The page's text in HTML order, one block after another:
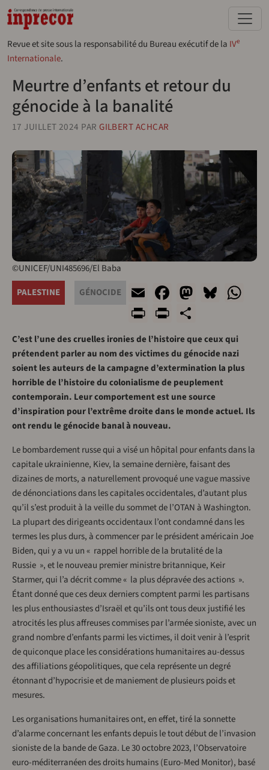
Aller au contenu principal
Revue et site sous la responsabilité du Bureau exécutif de la IVe
Internationale.
Meurtre d’enfants et retour du
génocide à la banalité
17 JUILLET 2024 PAR GILBERT ACHCAR
©UNICEF/UNI485696/El Baba
PALESTINE
GÉNOCIDE EmailFacebook
Print
C’est l’une des cruelles ironies de l’histoire que ceux qui
prétendent parler au nom des victimes du génocide nazi
soient les auteurs de la campagne d’extermination la plus
horrible de l’histoire du colonialisme de peuplement
contemporain. Leur comportement est une source
d’inspiration pour l’extrême droite dans le monde actuel. Ils
ont rendu le génocide banal à nouveau.
Le bombardement russe qui a visé un hôpital pour enfants dans la
capitale ukrainienne, Kiev, la semaine dernière, faisant des
dizaines de morts, a naturellement provoqué une vague massive
de dénonciations dans les capitales occidentales, d’autant plus
qu’il s’est produit à la veille du sommet de l’OTAN à Washington.
La plupart des dirigeants occidentaux l’ont condamné dans les
termes les plus durs, à commencer par le président américain Joe
Biden, qui y a vu un « rappel horrible de la brutalité de la
Russie », et le nouveau premier ministre britannique, Keir
Starmer, qui l’a décrit comme « la plus dépravée des actions ».
Étant donné que ces deux derniers comptent parmi les partisans
les plus enthousiastes d’Israël et qu’ils ont tous deux justifié les
atrocités les plus affreuses commises par l’armée sioniste, avec un
grand nombre d’enfants parmi les victimes, il doit venir à l’esprit
de quiconque place les considérations humanitaires au-dessus
des affiliations géopolitiques, que cela représente un degré
étonnant d’hypocrisie et de maniement de plusieurs poids et
mesures.
Les organisations humanitaires ont, en effet, tiré la sonnette
d’alarme concernant les enfants depuis le tout début de l’invasion
sioniste de la bande de Gaza. Le 30 octobre 2023, l’Observatoire
euro-méditerranéen des droits humains (Euro-Med Monitor), basé